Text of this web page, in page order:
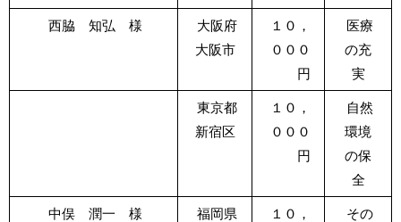
西脇 知弘 様
大阪府
大阪市
１０，
０００
円
医療
の充
実
東京都
新宿区
１０，
０００
円
自然
環境
の保
全
中俣 潤一 様
福岡県
１０，
その